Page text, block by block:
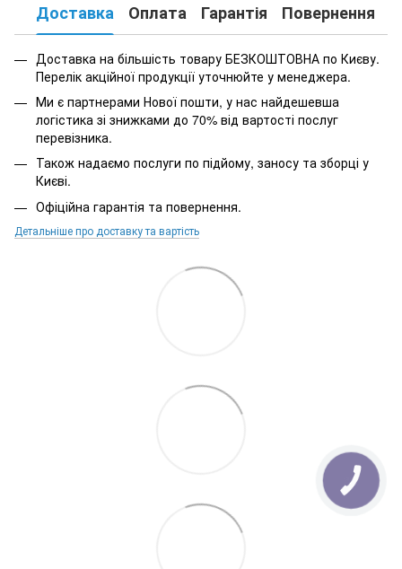
Доставка Оплата Гарантія Повернення
Доставка на більшість товару БЕЗКОШТОВНА по Києву.
Перелік акційної продукції уточнюйте у менеджера.
Ми є партнерами Нової пошти, у нас найдешевша
логістика зі знижками до 70% від вартості послуг
перевізника.
Також надаємо послуги по підйому, заносу та зборці у
Києві.
Офіційна гарантія та повернення.
Детальніше про доставку та вартість